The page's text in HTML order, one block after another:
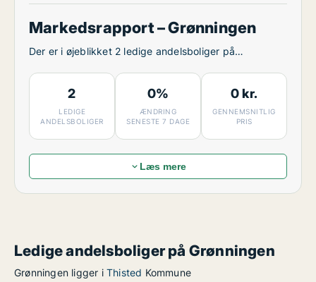
Markedsrapport – Grønningen
Der er i øjeblikket 2 ledige andelsboliger på
2
LEDIGE
ANDELSBOLIGER
0%
ÆNDRING
SENESTE 7 DAGE
0 kr.
GENNEMSNITLIG
PRIS
Læs mere
Ledige andelsboliger på Grønningen
Grønningen ligger i Thisted Kommune